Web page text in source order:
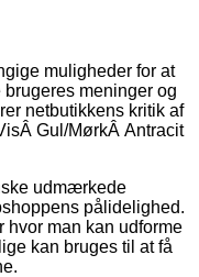
muligheder for at
meninger og
netbutikkens kritik af
Gul/MørkÂ Antracit
udmærkede
pålidelighed.
hvor man kan udforme
kan bruges til at få